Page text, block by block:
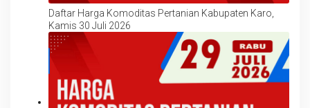
Daftar Harga Komoditas Pertanian Kabupaten Karo,
Kamis 30 Juli 2026